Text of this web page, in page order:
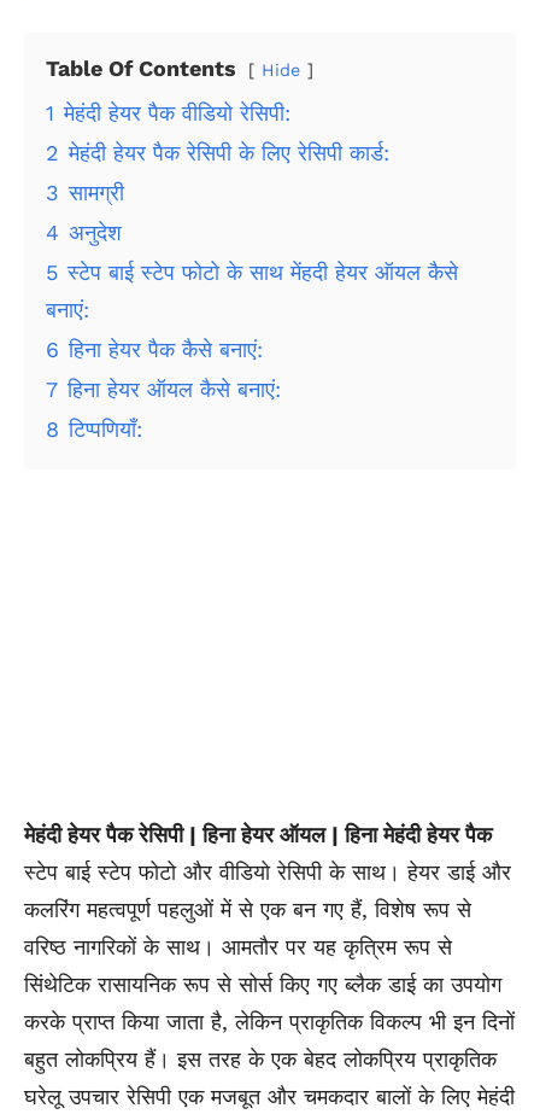
Table Of Contents Hide
1 मेहंदी हेयर पैक वीडियो रेसिपी:
2 मेहंदी हेयर पैक रेसिपी के लिए रेसिपी कार्ड:
3 सामग्री
4 अनुदेश
5 स्टेप बाई स्टेप फोटो के साथ मेंहदी हेयर ऑयल कैसे
बनाएं:
6 हिना हेयर पैक कैसे बनाएं:
7 हिना हेयर ऑयल कैसे बनाएं:
8 टिप्पणियाँ:
मेहंदी हेयर पैक रेसिपी | हिना हेयर ऑयल | हिना मेहंदी हेयर पैक
स्टेप बाई स्टेप फोटो और वीडियो रेसिपी के साथ। हेयर डाई और
कलरिंग महत्वपूर्ण पहलुओं में से एक बन गए हैं, विशेष रूप से
वरिष्ठ नागरिकों के साथ। आमतौर पर यह कृत्रिम रूप से
सिंथेटिक रासायनिक रूप से सोर्स किए गए ब्लैक डाई का उपयोग
करके प्राप्त किया जाता है, लेकिन प्राकृतिक विकल्प भी इन दिनों
बहुत लोकप्रिय हैं। इस तरह के एक बेहद लोकप्रिय प्राकृतिक
घरेलू उपचार रेसिपी एक मजबूत और चमकदार बालों के लिए मेहंदी